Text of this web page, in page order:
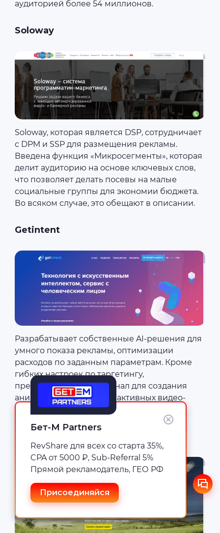
аудиторией более 54 миллионов.
Soloway
Soloway, которая является DSP, сотрудничает
с DPM и SSP для размещения рекламы.
Введена функция «Микросегменты», которая
делит аудиторию на основе ключевых слов,
что позволяет делать посевы на малые
социальные группы для экономии бюджета.
Во всяком случае, это обещают в описании.
Getintent
Разрабатывает собственные AI-решения для
умного показа рекламы, оптимизации
расходов по заданным параметрам. Кроме
гибких настроек по таргетингу,
предоставляет функционал для создания
анимированных и интерактивных видео-
креативов.
Бет-М Partners
RevShare для всех со старта 35%,
CPA от 5000 ₽, Sub-Referral 5%
Прямой рекламодатель, ГЕО РФ
Присоединяйся